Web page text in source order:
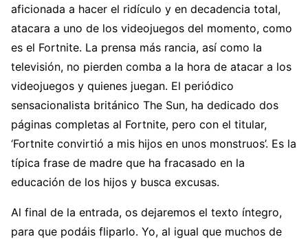
aficionada a hacer el ridículo y en decadencia total,
atacara a uno de los videojuegos del momento, como
es el Fortnite. La prensa más rancia, así como la
televisión, no pierden comba a la hora de atacar a los
videojuegos y quienes juegan. El periódico
sensacionalista británico The Sun, ha dedicado dos
páginas completas al Fortnite, pero con el titular,
‘Fortnite convirtió a mis hijos en unos monstruos’. Es la
típica frase de madre que ha fracasado en la
educación de los hijos y busca excusas.
Al final de la entrada, os dejaremos el texto íntegro,
para que podáis fliparlo. Yo, al igual que muchos de